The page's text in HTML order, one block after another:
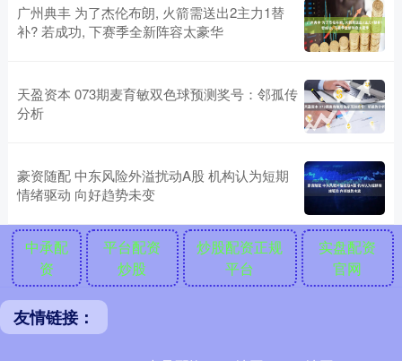
广州典丰 为了杰伦布朗, 火箭需送出2主力1替
补? 若成功, 下赛季全新阵容太豪华
天盈资本 073期麦育敏双色球预测奖号：邻孤传
分析
豪资随配 中东风险外溢扰动A股 机构认为短期
情绪驱动 向好趋势未变
中承配
资
平台配资
炒股
炒股配资正规
平台
实盘配资
官网
友情链接：